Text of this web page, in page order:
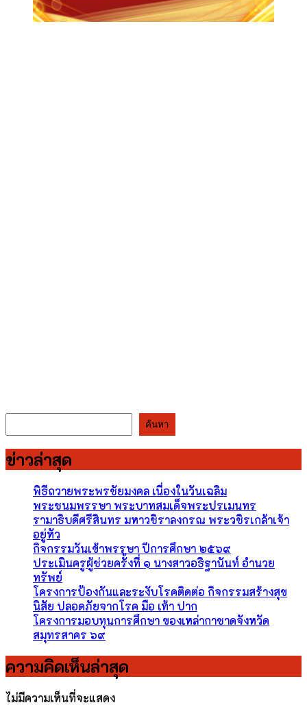
ค้นหา
ข่าวล่าสุด
พิธีถวายพระพรชัยมงคล เนื่องในวันเฉลิม
พระชนมพรรษา พระบาทสมเด็จพระปรเมนทร
รามาธิบดีศรีสินทร มหาวชิราลงกรณ พระวชิรเกล้าเจ้า
อยู่หัว
กิจกรรมวันเข้าพรรษา ปีการศึกษา ๒๕๖๙
ประเมินครูผู้ช่วยครั้งที่ ๑ นางสาวอธิฐานันท์ อำนวย
ทรัพย์
โครงการป้องกันและระงับโรคติดต่อ กิจกรรมสร้างสุข
นิสัย ปลอดภัยจากโรค มือ เท้า ปาก
โครงการมอบทุนการศึกษา ของเหล่ากาชาดจังหวัด
สมุทรสาคร ๖๙
ความคิดเห็นล่าสุด
ไม่มีความเห็นที่จะแสดง